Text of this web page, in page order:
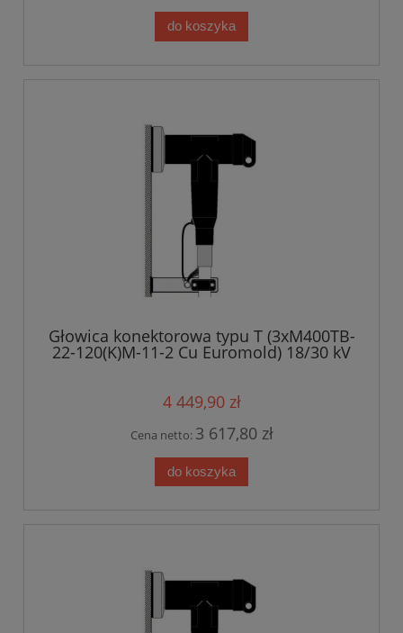
do koszyka
Głowica konektorowa typu T (3xM400TB-
22-120(K)M-11-2 Cu Euromold) 18/30 kV
4 449,90 zł
Cena netto: 3 617,80 zł
do koszyka